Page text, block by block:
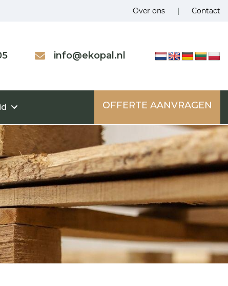
Over ons | Contact
info@ekopal.nl
OFFERTE AANVRAGEN